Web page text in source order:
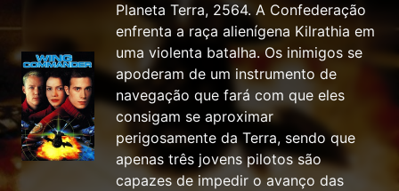
Planeta Terra, 2564. A Confederação
enfrenta a raça alienígena Kilrathia em
uma violenta batalha. Os inimigos se
apoderam de um instrumento de
navegação que fará com que eles
consigam se aproximar
perigosamente da Terra, sendo que
apenas três jovens pilotos são
capazes de impedir o avanço das